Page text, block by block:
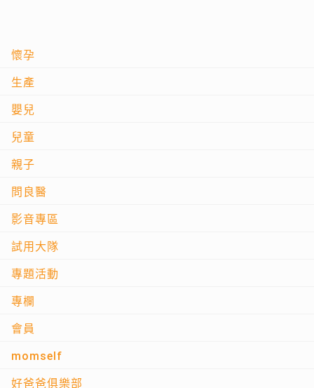
懷孕
生產
嬰兒
兒童
親子
問良醫
影音專區
試用大隊
專題活動
專欄
會員
momself
好爸爸俱樂部